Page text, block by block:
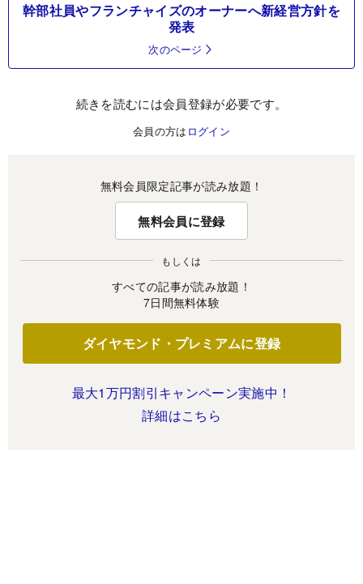
幹部社員やフランチャイズのオーナーへ新経営方針を
発表
次のページ
続きを読むには会員登録が必要です。
会員の方は ログイン
無料会員限定記事が読み放題！
無料会員に登録
もしくは
すべての記事が読み放題！
7日間無料体験
ダイヤモンド・プレミアムに登録
最大1万円割引キャンペーン実施中！
詳細はこちら